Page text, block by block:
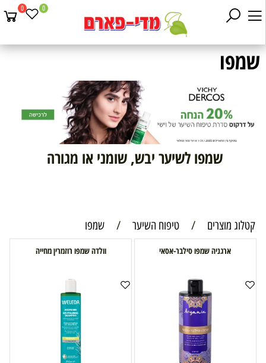
0 0
שמפו
שמפו לשיער יבש, שומני או מגורה
קטלוג מוצרים / טיפוח השיער / שמפו
ארגניה שמפו סילבר-אסאי וולדה שמפו רוזמרין מחייה